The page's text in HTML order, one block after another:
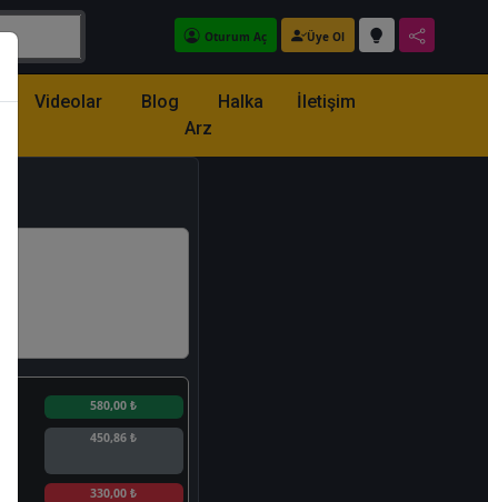
Oturum Aç Üye Ol
Videolar Blog
Halka
Arz
İletişim
580,00 ₺
450,86 ₺
330,00 ₺